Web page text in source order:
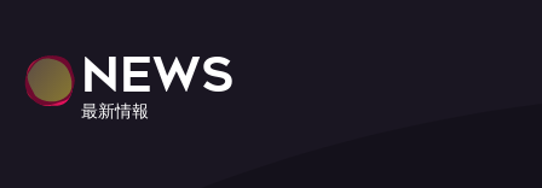
NEWS
最新情報